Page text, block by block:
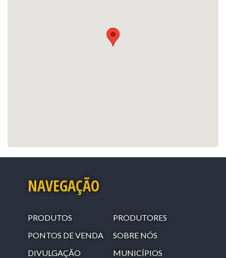
NAVEGAÇÃO
PRODUTOS
PRODUTORES
PONTOS DE VENDA
SOBRE NÓS
DIVULGAÇÃO
MUNICÍPIOS